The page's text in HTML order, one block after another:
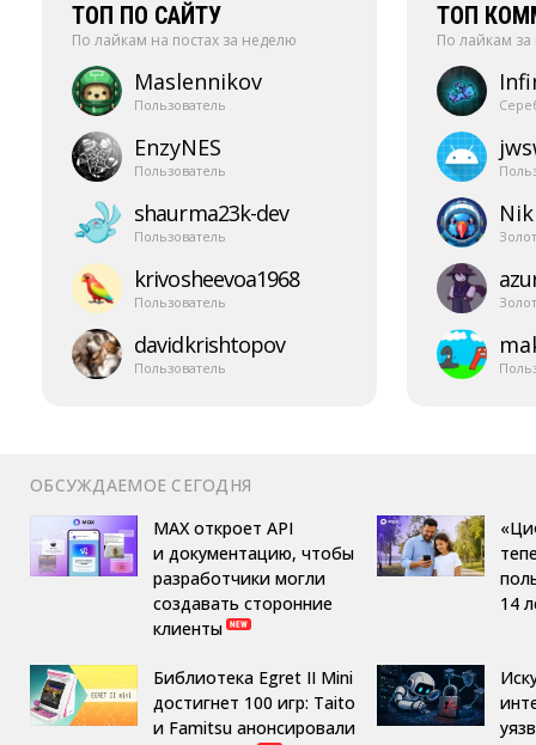
ТОП ПО САЙТУ
По лайкам на постах за неделю
Maslennikov
Пользователь
EnzyNES
Пользователь
shaurma23k-​dev
Пользователь
krivosheevoa1968
Пользователь
davidkrishtopov
Пользователь
ТОП
По лайкам
ОБСУЖДАЕМОЕ СЕГОДНЯ
MAX откроет API
и документацию, чтобы
разработчики могли
создавать сторонние
клиенты
Библиотека Egret II Mini
достигнет 100 игр: Taito
и Famitsu анонсировали
14